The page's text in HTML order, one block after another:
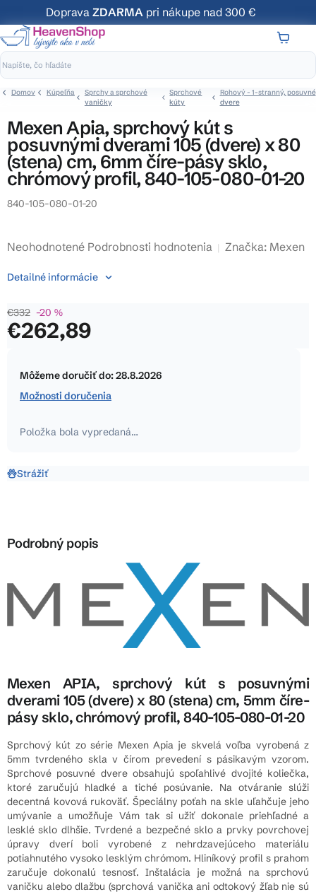
na
obsah
Doprava ZDARMA pri nákupe nad 300 €
Domov Kúpeľňa
Sprchy a sprchové
vaničky
Sprchové
kúty
Rohový - 1-stranný, posuvné
dvere
Mexen Apia, sprchový kút s
posuvnými dverami 105 (dvere) x 80
(stena) cm, 6mm číre-pásy sklo,
chrómový profil, 840-105-080-01-20
840-105-080-01-20
Priemerné
produktu
0,0
z
Neohodnotené Podrobnosti hodnotenia Značka: Mexen
€332 –20 %
€262,89
cena:
Môžeme doručiť do:28.8.2026
Možnosti doručenia
Položka bola vypredaná…
Detailné informácie
Strážiť
Podrobný popis
Mexen APIA, sprchový kút s posuvnými
dverami 105 (dvere) x 80 (stena) cm, 5mm číre-
pásy sklo, chrómový profil, 840-105-080-01-20
Sprchový kút zo série Mexen Apia je skvelá voľba vyrobená z
5mm tvrdeného skla v čírom prevedení s pásikavým vzorom.
Sprchové posuvné dvere obsahujú spoľahlivé dvojité koliečka,
ktoré zaručujú hladké a tiché posúvanie. Na otváranie slúži
decentná kovová rukoväť. Špeciálny poťah na skle uľahčuje jeho
umývanie a umožňuje Vám tak si užiť dokonale priehľadné a
lesklé sklo dlhšie. Tvrdené a bezpečné sklo a prvky povrchovej
úpravy dverí boli vyrobené z nehrdzavejúceho materiálu
potiahnutého vysoko lesklým chrómom. Hliníkový profil s prahom
zaručuje dokonalú tesnosť. Inštalácia je možná na sprchovú
vaničku alebo dlažbu (sprchová vanička ani odtokový žľab nie sú